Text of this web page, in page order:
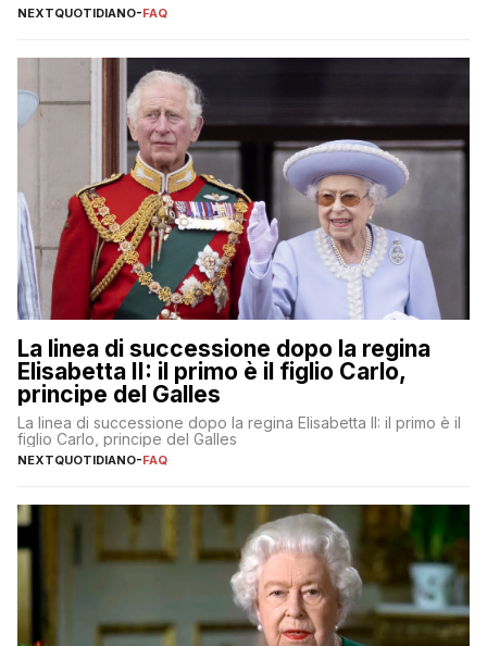
NEXTQUOTIDIANO-FAQ
La linea di successione dopo la regina
Elisabetta II: il primo è il figlio Carlo,
principe del Galles
La linea di successione dopo la regina Elisabetta II: il primo è il
figlio Carlo, principe del Galles
NEXTQUOTIDIANO-FAQ